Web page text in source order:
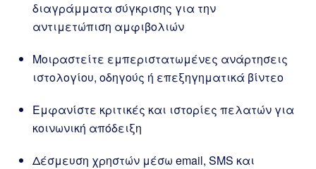
διαγράμματα σύγκρισης για την
αντιμετώπιση αμφιβολιών
Μοιραστείτε εμπεριστατωμένες ανάρτησεις
ιστολογίου, οδηγούς ή επεξηγηματικά βίντεο
Εμφανίστε κριτικές και ιστορίες πελατών για
κοινωνική απόδειξη
Δέσμευση χρηστών μέσω email, SMS και